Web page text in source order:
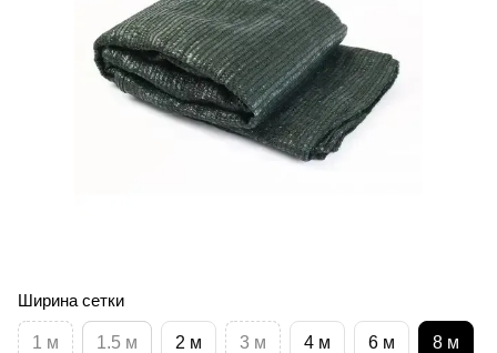
Ширина сетки
1 м 1.5 м 2 м 3 м 4 м 6 м 8 м